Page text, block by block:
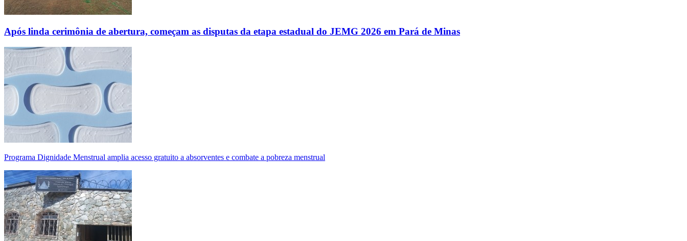
Após linda cerimônia de abertura, começam as disputas da etapa estadual do JEMG 2026 em Pará de Minas
Programa Dignidade Menstrual amplia acesso gratuito a absorventes e combate a pobreza menstrual